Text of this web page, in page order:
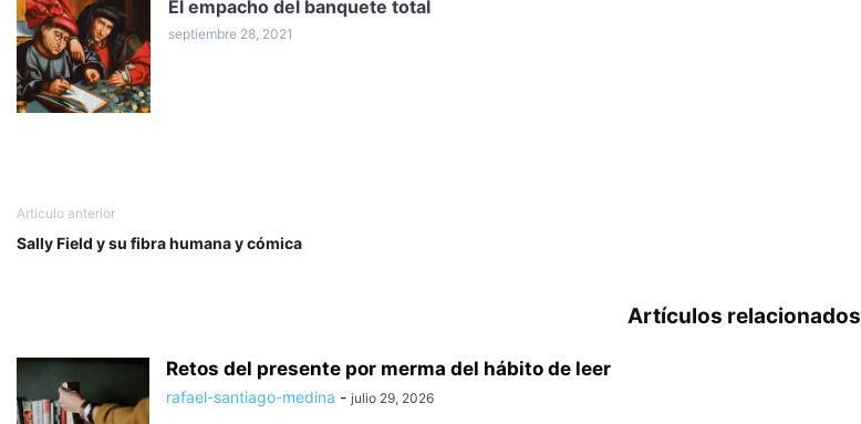
El empacho del banquete total
septiembre 28, 2021
Artículo anterior
Sally Field y su fibra humana y cómica
Artículos relacionados
Retos del presente por merma del hábito de leer
rafael-santiago-medina - julio 29, 2026